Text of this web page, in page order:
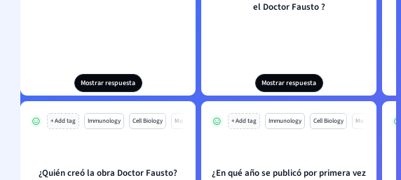
Mostrar respuesta
el Doctor Fausto ?
Mostrar respuesta
+ Add tag Immunology Cell Biology Mo
¿Quién creó la obra Doctor Fausto?
+ Add tag Immunology Cell Biology Mo
¿En qué año se publicó por primera vez